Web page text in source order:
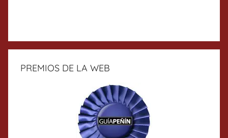
PREMIOS DE LA WEB